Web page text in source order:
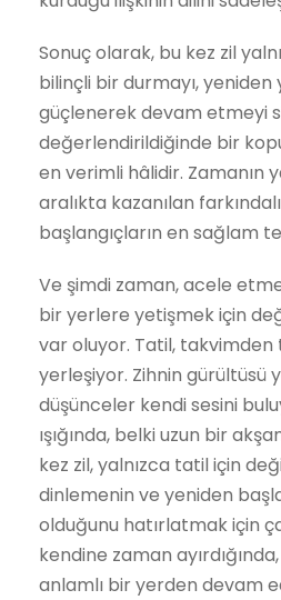
Sonuç olarak, bu kez zil
bilinçli bir durmayı, yeniden
güçlenerek devam etmeyi
değerlendirildiğinde bir
en verimli hâlidir. Zamanın
aralıkta kazanılan
başlangıçların en sağlam
Ve şimdi zaman, acele
bir yerlere yetişmek için
var oluyor. Tatil, takvimden
yerleşiyor. Zihnin gürültüsü
düşünceler kendi sesini
ışığında, belki uzun bir
kez zil, yalnızca tatil için
dinlemenin ve yeniden
olduğunu hatırlatmak için
kendine zaman
anlamlı bir yerden devam